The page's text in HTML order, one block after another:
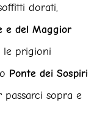
dorati,
e del Maggior
le prigioni
Ponte dei Sospiri
passarci sopra e